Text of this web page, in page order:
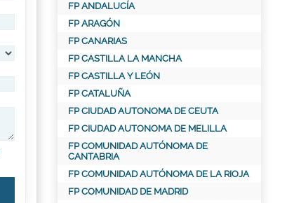
FP ANDALUCÍA
FP ARAGÓN
FP CANARIAS
FP CASTILLA LA MANCHA
FP CASTILLA Y LEÓN
FP CATALUÑA
FP CIUDAD AUTONOMA DE CEUTA
FP CIUDAD AUTONOMA DE MELILLA
FP COMUNIDAD AUTÓNOMA DE
CANTABRIA
FP COMUNIDAD AUTÓNOMA DE LA RIOJA
FP COMUNIDAD DE MADRID